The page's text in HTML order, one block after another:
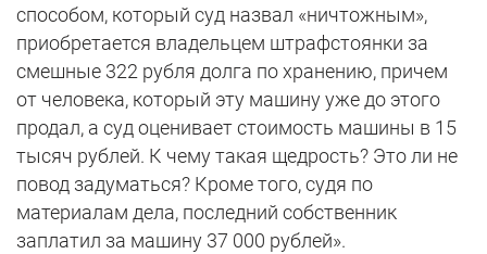
способом, который суд назвал «ничтожным»,
приобретается владельцем штрафстоянки за
смешные 322 рубля долга по хранению, причем
от человека, который эту машину уже до этого
продал, а суд оценивает стоимость машины в 15
тысяч рублей. К чему такая щедрость? Это ли не
повод задуматься? Кроме того, судя по
материалам дела, последний собственник
заплатил за машину 37 000 рублей».